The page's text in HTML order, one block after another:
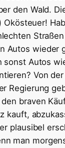
den Wald.
Autos wieder
sonst Autos
Von
Regierung
braven
kauft,
plausibel
man